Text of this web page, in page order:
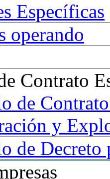
Específicas
operando
Contrato
de
y
de Decreto